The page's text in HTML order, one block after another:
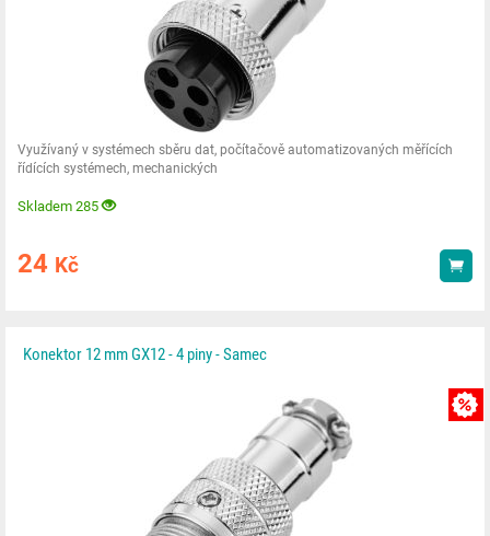
Využívaný v systémech sběru dat, počítačově automatizovaných měřících
řídících systémech, mechanických
Skladem 285
24 Kč
Konektor 12 mm GX12 - 4 piny - Samec